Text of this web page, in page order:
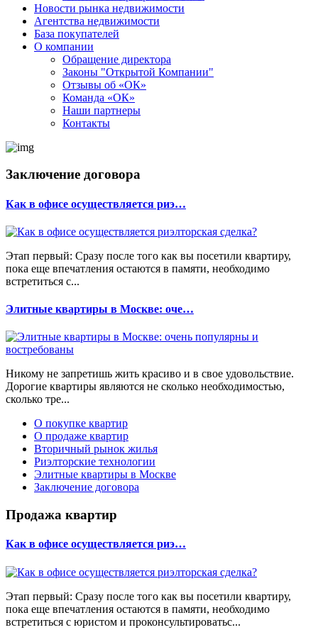
Новости рынка недвижимости
Агентства недвижимости
База покупателей
О компании
Обращение директора
Законы "Открытой Компании"
Отзывы об «ОК»
Команда «ОК»
Наши партнеры
Контакты
Заключение договора
Как в офисе осуществляется риэ…
Этап первый: Сразу после того как вы посетили квартиру,
пока еще впечатления остаются в памяти, необходимо
встретиться с...
Элитные квартиры в Москве: оче…
Никому не запретишь жить красиво и в свое удовольствие.
Дорогие квартиры являются не сколько необходимостью,
сколько тре...
О покупке квартир
О продаже квартир
Вторичный рынок жилья
Риэлторские технологии
Элитные квартиры в Москве
Заключение договора
Продажа квартир
Как в офисе осуществляется риэ…
Этап первый: Сразу после того как вы посетили квартиру,
пока еще впечатления остаются в памяти, необходимо
встретиться с юристом и проконсультироватьс...